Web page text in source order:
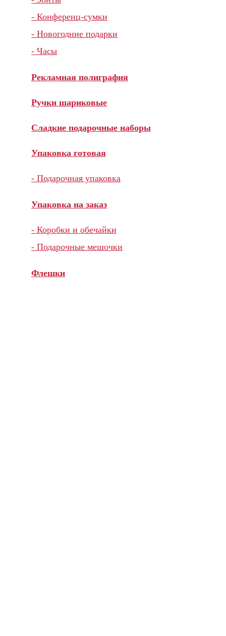
- Конференц-сумки
- Новогодние подарки
- Часы
Рекламная полиграфия
Ручки шариковые
Сладкие подарочные наборы
Упаковка готовая
- Подарочная упаковка
Упаковка на заказ
- Коробки и обечайки
- Подарочные мешочки
Флешки